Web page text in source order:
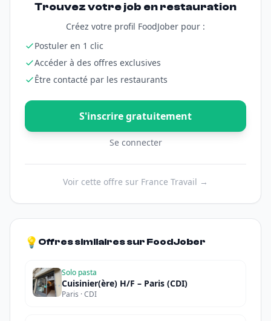
Trouvez votre job en restauration
Créez votre profil FoodJober pour :
Postuler en 1 clic
Accéder à des offres exclusives
Être contacté par les restaurants
S'inscrire gratuitement
Se connecter
Voir cette offre sur France Travail →
💡 Offres similaires sur FoodJober
Solo pasta
Cuisinier(ère) H/F – Paris (CDI)
Paris · CDI